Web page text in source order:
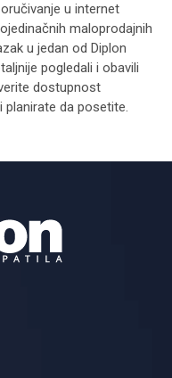
u internet
maloprodajnih
u jedan od Diplon
pogledali i obavili
dostupnost
da posetite.